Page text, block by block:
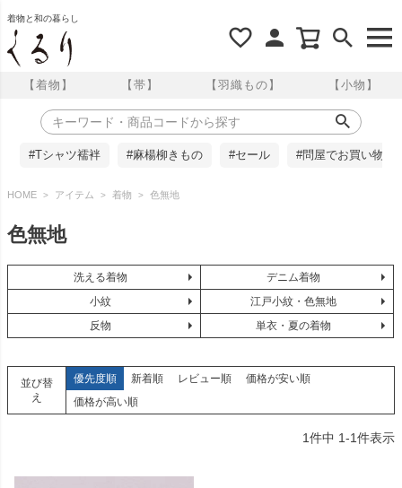
着物と和の暮らし
【着物】 【帯】 【羽織もの】 【小物】
#Tシャツ襦袢 #麻楊柳きもの #セール #問屋でお買い物
HOME アイテム 着物 色無地
色無地
洗える着物
デニム着物
小紋
江戸小紋・色無地
反物
単衣・夏の着物
並び替
え
優先度順 新着順 レビュー順
価格が安い順
価格が高い順
1件中 1-1件表示